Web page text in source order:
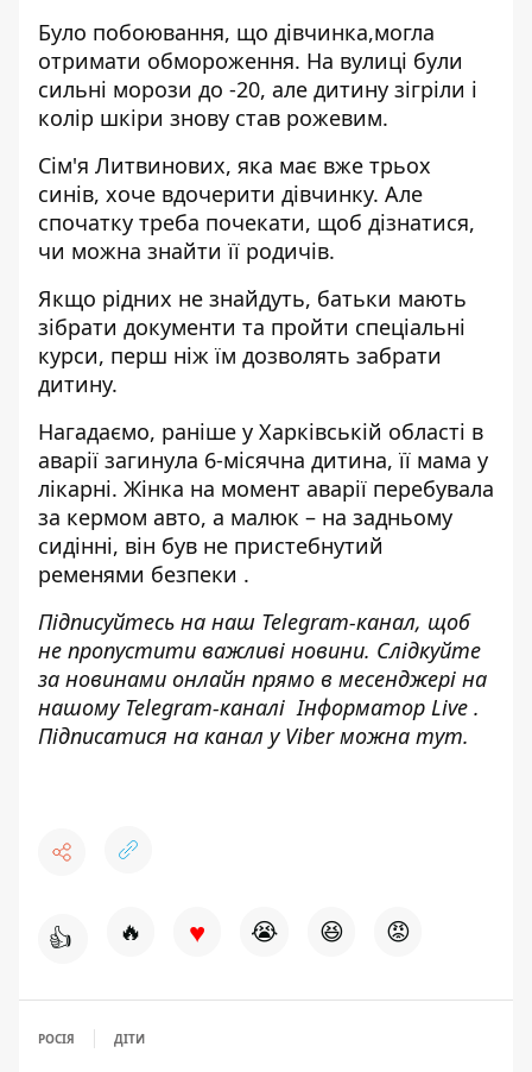
Було побоювання, що дівчинка,могла
отримати обмороження. На вулиці були
сильні морози до -20, але дитину зігріли і
колір шкіри знову став рожевим.
Сім'я Литвинових, яка має вже трьох
синів, хоче вдочерити дівчинку. Але
спочатку треба почекати, щоб дізнатися,
чи можна знайти її родичів.
Якщо рідних не знайдуть, батьки мають
зібрати документи та пройти спеціальні
курси, перш ніж їм дозволять забрати
дитину.
Нагадаємо, раніше у Харківській області в
аварії загинула 6-місячна дитина, її мама у
лікарні. Жінка на момент аварії перебувала
за кермом авто, а малюк – на задньому
сидінні, він був не пристебнутий
ременями безпеки .
Підписуйтесь на наш Telegram-канал, щоб
не пропустити важливі новини. Слідкуйте
за новинами онлайн прямо в месенджері на
нашому Telegram-каналіІнформатор Live .
Підписатися на канал у Viber можна тут.
👍 🔥 ♥ 😭 😆 😡
РОСІЯ ДІТИ